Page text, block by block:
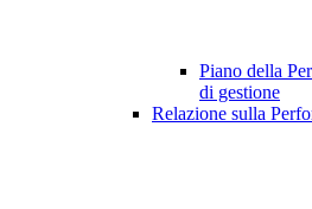
Piano della
di gestione
Relazione sulla